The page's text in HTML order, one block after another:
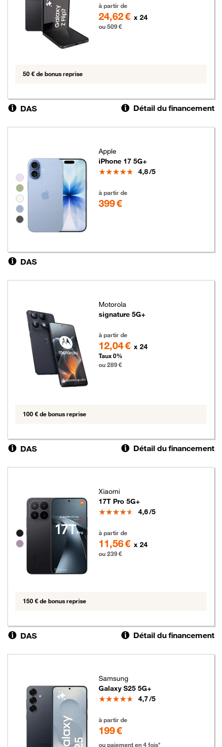
à partir de
24,62 € x 24
ou 509 €
50 € de bonus reprise
DAS Détail du financement
Groupe de couleurs disponibles non sélectionnables
Apple
iPhone 17 5G+
Note
4,8/5
à partir de
399 €
DAS
Motorola
signature 5G+
à partir de
12,04 € x 24
Taux 0%
ou 289 €
100 € de bonus reprise
DAS Détail du financement
Groupe de couleurs disponibles non sélectionnables
Xiaomi
17T Pro 5G+
Note
4,6/5
à partir de
11,56 € x 24
ou 239 €
150 € de bonus reprise
DAS Détail du financement
Samsung
Galaxy S25 5G+
Note
4,7/5
à partir de
199 €
ou paiement en 4 fois*